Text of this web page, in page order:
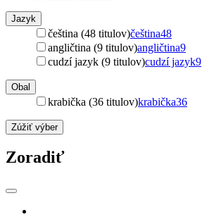
Jazyk
čeština (48 titulov)čeština48
angličtina (9 titulov)angličtina9
cudzí jazyk (9 titulov)cudzí jazyk9
Obal
krabička (36 titulov)krabička36
Zúžiť výber
Zoradiť